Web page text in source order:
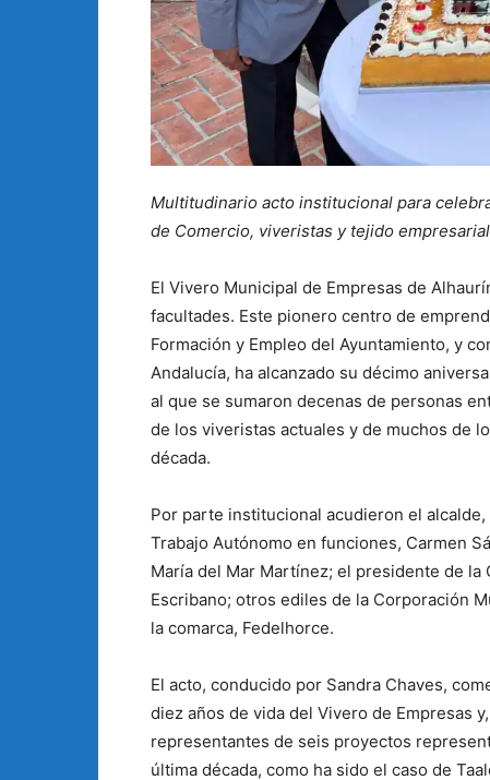
Multitudinario acto institucional para
de Comercio, viveristas y tejido
El Vivero Municipal de Empresas de
facultades. Este pionero centro de
Formación y Empleo del Ayuntamiento, y
Andalucía, ha alcanzado su décimo
al que se sumaron decenas de personas
de los viveristas actuales y de muchos de
década.
Por parte institucional acudieron el
Trabajo Autónomo en funciones, Carmen
María del Mar Martínez; el presidente de la
Escribano; otros ediles de la Corporación
la comarca, Fedelhorce.
El acto, conducido por Sandra Chaves,
diez años de vida del Vivero de Empresas
representantes de seis proyectos
última década, como ha sido el caso de